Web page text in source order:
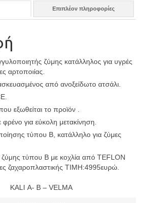
Επιπλέον πληροφορίες
ζύμης κατάλληλος για υγρές
αρτοποιίας.
από ανοξείδωτο ατσάλι.
εξωθείται το προϊόν .
για εύκολη μετακίνηση.
τύπου Β, κατάλληλο για ζύμες
ζύμης τύπου Β με κοχλία από TEFLON
ζαχαροπλαστικής ΤΙΜΗ:4995ευρώ.
KALI Α- B – VELMA